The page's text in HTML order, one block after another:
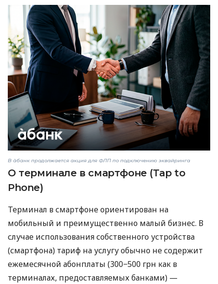
В àбанк продолжается акция для ФЛП по подключению эквайринга
О терминале в смартфоне (Tap to
Phone)
Терминал в смартфоне ориентирован на
мобильный и преимущественно малый бизнес. В
случае использования собственного устройства
(смартфона) тариф на услугу обычно не содержит
ежемесячной абонплаты (300−500 грн как в
терминалах, предоставляемых банками) —